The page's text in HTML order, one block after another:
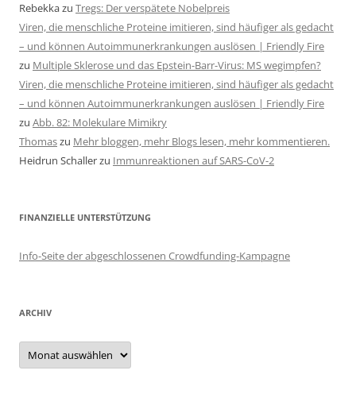
Rebekkazu Tregs: Der verspätete Nobelpreis
Viren, die menschliche Proteine imitieren, sind häufiger als gedacht
– und können Autoimmunerkrankungen auslösen | Friendly Fire
zu Multiple Sklerose und das Epstein-Barr-Virus: MS wegimpfen?
Viren, die menschliche Proteine imitieren, sind häufiger als gedacht
– und können Autoimmunerkrankungen auslösen | Friendly Fire
zu Abb. 82: Molekulare Mimikry
Thomaszu Mehr bloggen, mehr Blogs lesen, mehr kommentieren.
Heidrun Schallerzu Immunreaktionen auf SARS-CoV-2
FINANZIELLE UNTERSTÜTZUNG
Info-Seite der abgeschlossenen Crowdfunding-Kampagne
ARCHIV
Archiv